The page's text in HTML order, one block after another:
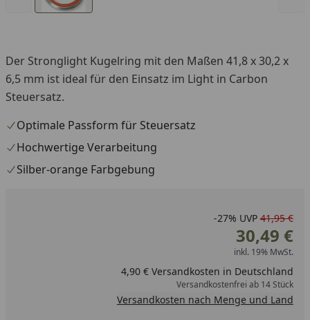
Der Stronglight Kugelring mit den Maßen 41,8 x 30,2 x
6,5 mm ist ideal für den Einsatz im Light in Carbon
Steuersatz.
Optimale Passform für Steuersatz
Hochwertige Verarbeitung
Silber-orange Farbgebung
-27% UVP 41,95 €
30,49 €
inkl. 19% MwSt.
4,90 € Versandkosten in Deutschland
Versandkostenfrei ab 14 Stück
Versandkosten nach Menge und Land